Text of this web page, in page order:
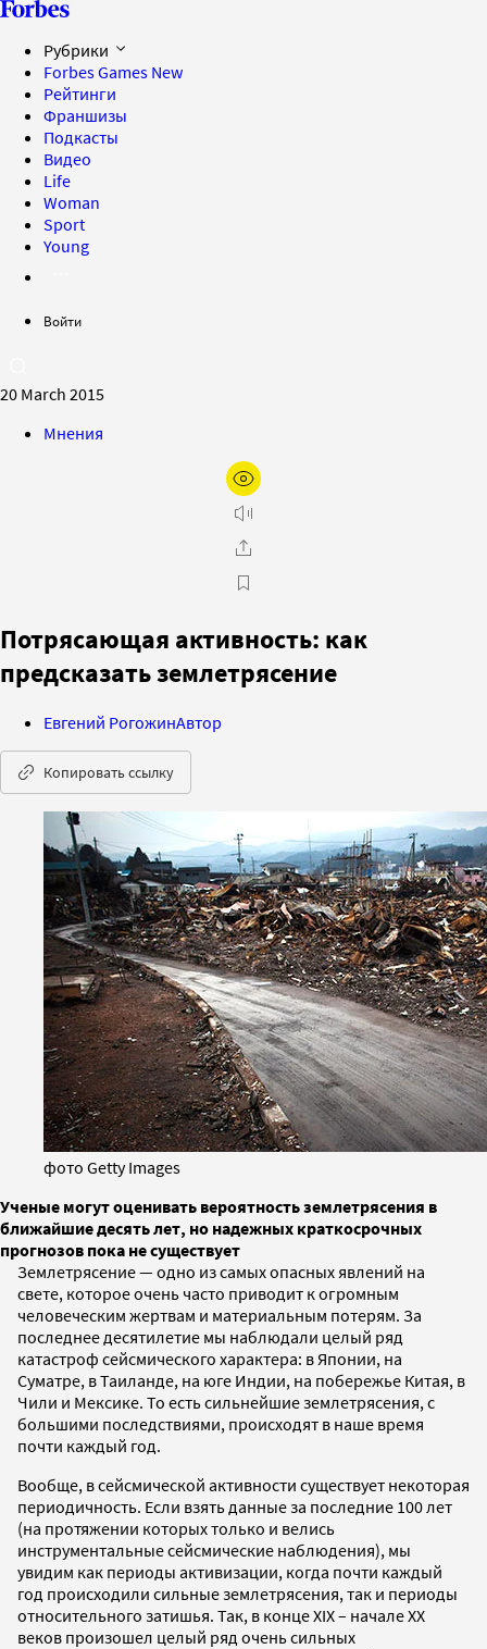
Рубрики
Forbes Games New
Рейтинги
Франшизы
Подкасты
Видео
Life
Woman
Sport
Young
Войти
20 March 2015
Мнения
Потрясающая активность: как
предсказать землетрясение
Евгений РогожинАвтор
Копировать ссылку
фото Getty Images
Ученые могут оценивать вероятность землетрясения в
ближайшие десять лет, но надежных краткосрочных
прогнозов пока не существует
Землетрясение — одно из самых опасных явлений на
свете, которое очень часто приводит к огромным
человеческим жертвам и материальным потерям. За
последнее десятилетие мы наблюдали целый ряд
катастроф сейсмического характера: в Японии, на
Суматре, в Таиланде, на юге Индии, на побережье Китая, в
Чили и Мексике. То есть сильнейшие землетрясения, с
большими последствиями, происходят в наше время
почти каждый год.
Вообще, в сейсмической активности существует некоторая
периодичность. Если взять данные за последние 100 лет
(на протяжении которых только и велись
инструментальные сейсмические наблюдения), мы
увидим как периоды активизации, когда почти каждый
год происходили сильные землетрясения, так и периоды
относительного затишья. Так, в конце XIX – начале XX
веков произошел целый ряд очень сильных